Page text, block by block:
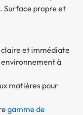
Surface propre et
et immédiate
à
matières pour
gamme de